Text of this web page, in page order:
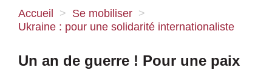
Attac ?
Nos idées
Accueil > Se mobiliser >
Ukraine : pour une solidarité internationaliste
Un an de guerre ! Pour une paix